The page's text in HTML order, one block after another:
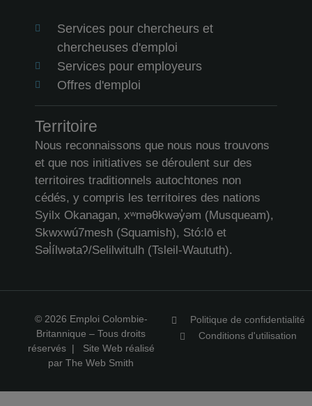
Services pour chercheurs et
chercheuses d'emploi
Services pour employeurs
Offres d'emploi
Territoire
Nous reconnaissons que nous nous trouvons
et que nos initiatives se déroulent sur des
territoires traditionnels autochtones non
cédés, y compris les territoires des nations
Syilx Okanagan, xʷməθkwəy̓əm (Musqueam),
Skwxwú7mesh (Squamish), Stó:lō et
Səl̓ílwətaʔ/Selilwitulh (Tsleil-Waututh).
© 2026 Emploi Colombie-
Britannique – Tous droits
réservés | Site Web réalisé
par The Web Smith
Politique de confidentialité
Conditions d'utilisation